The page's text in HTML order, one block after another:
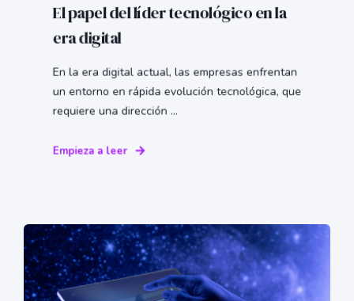
El papel del líder tecnológico en la
era digital
En la era digital actual, las empresas enfrentan
un entorno en rápida evolución tecnológica, que
requiere una dirección ...
Empieza a leer